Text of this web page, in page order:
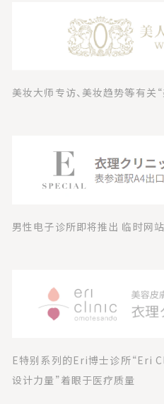
美妆大师专访、美妆趋势等有关
男性电子诊所即将推出 临时网
E特别系列的Eri博士诊所“Eri
设计力量”着眼于医疗质量